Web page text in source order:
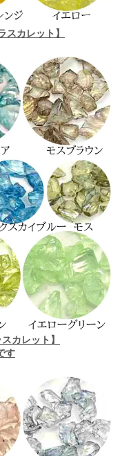
スカレット】
カレット】
す